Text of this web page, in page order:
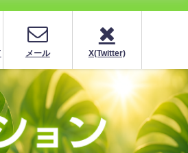
メール X(Twitter)